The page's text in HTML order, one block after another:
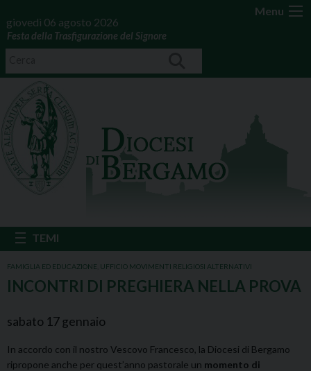
Menu
giovedì 06 agosto 2026
Festa della Trasfigurazione del Signore
FAMIGLIA ED EDUCAZIONE UFFICIO MOVIMENTI RELIGIOSI ALTERNATIVI
INCONTRI DI PREGHIERA NELLA PROVA
sabato 17 gennaio
In accordo con il nostro Vescovo Francesco, la Diocesi di Bergamo
ripropone anche per quest’anno pastorale un momento di